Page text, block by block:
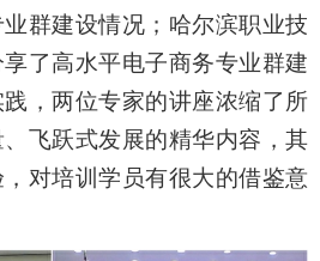
群建设情况；哈尔滨职业技
了高水平电子商务专业群建
，两位专家的讲座浓缩了所
飞跃式发展的精华内容，其
对培训学员有很大的借鉴意